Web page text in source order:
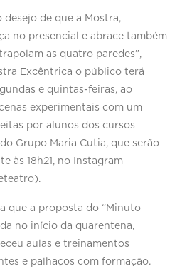
desejo de que a Mostra,
no presencial e abrace também
as quatro paredes”,
Excêntrica o público terá
e quintas-feiras, ao
experimentais com um
por alunos dos cursos
Grupo Maria Cutia, que serão
às 18h21, no Instagram
que a proposta do “Minuto
no início da quarentena,
aulas e treinamentos
e palhaços com formação.